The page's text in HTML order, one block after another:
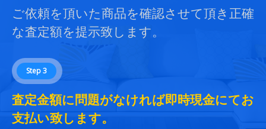
ご依頼を頂いた商品を確認させて頂き正確
な査定額を提示致します。
Step 3
査定金額に問題がなければ即時現金にてお
支払い致します。